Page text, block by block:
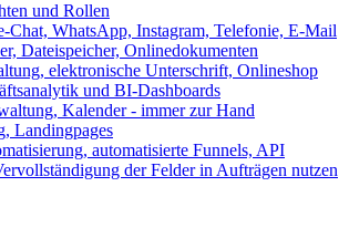
und Rollen
WhatsApp, Instagram, Telefonie, E-Mail
Dateispeicher, Onlinedokumenten
elektronische Unterschrift, Onlineshop
und BI-Dashboards
Kalender - immer zur Hand
Landingpages
automatisierte Funnels, API
der Felder in Aufträgen nutzen